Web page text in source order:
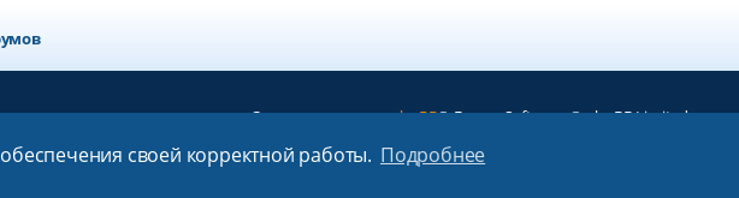
своей корректной работы. Подробнее
Создано на основеphpBB® Forum Software © phpBB Limited
Русская поддержка phpBB
Конфиденциальность